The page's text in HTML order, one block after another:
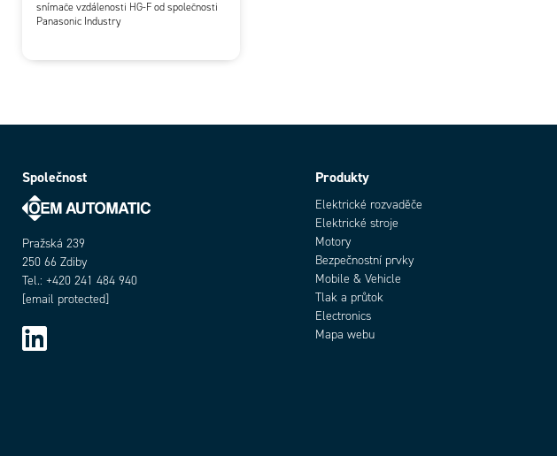
snímače vzdálenosti HG-F od společnosti
Panasonic Industry
Společnost
Pražská 239
250 66 Zdiby
Tel.: +420 241 484 940
[email protected]
Produkty
Elektrické rozvaděče
Elektrické stroje
Motory
Bezpečnostní prvky
Mobile & Vehicle
Tlak a průtok
Electronics
Mapa webu